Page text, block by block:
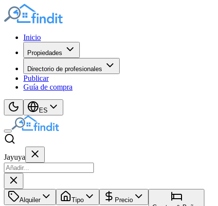
Inicio
Propiedades
Directorio de profesionales
Publicar
Guía de compra
ES
Jayuya
Alquiler Tipo
Precio